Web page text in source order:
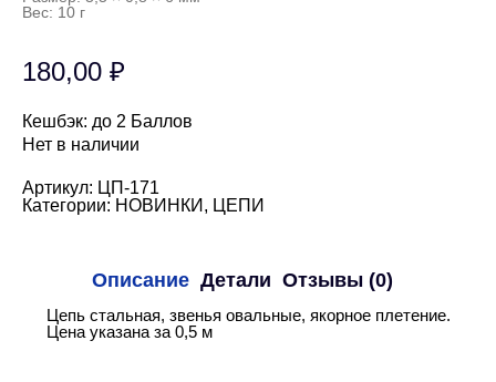
Вес: 10 г
180,00 ₽
Кешбэк: до 2 Баллов
Нет в наличии
Артикул: ЦП-171
Категории: НОВИНКИ , ЦЕПИ
Описание Детали Отзывы (0)
Цепь стальная, звенья овальные, якорное плетение.
Цена указана за 0,5 м